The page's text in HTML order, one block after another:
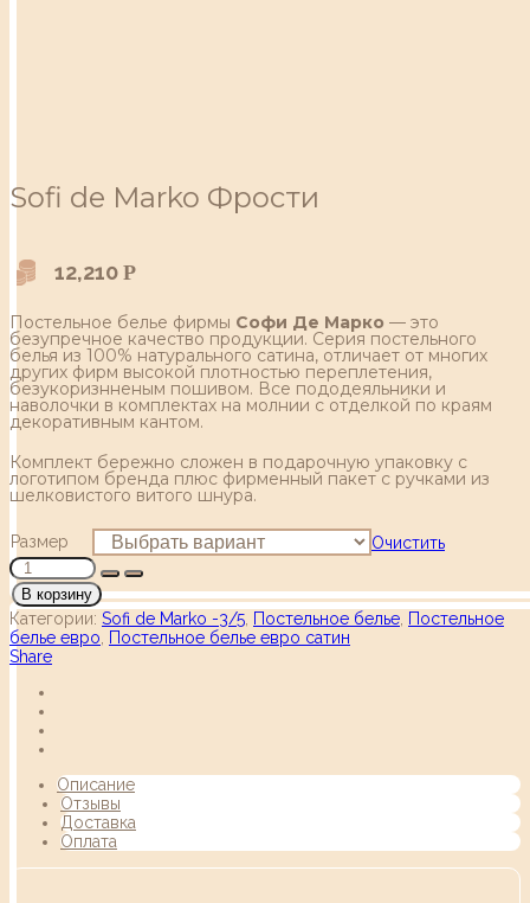
Sofi de Marko Фрости
12,210 Р
Постельное белье фирмы Софи Де Марко — это
безупречное качество продукции. Серия постельного
белья из 100% натурального сатина, отличает от многих
других фирм высокой плотностью переплетения,
безукоризнненым пошивом. Все пододеяльники и
наволочки в комплектах на молнии с отделкой по краям
декоративным кантом.
Комплект бережно сложен в подарочную упаковку с
логотипом бренда плюс фирменный пакет с ручками из
шелковистого витого шнура.
Размер Очистить
В корзину
Категории: Sofi de Marko -3/5 Постельное белье Постельное
белье евро
Постельное белье евро сатин
Share
Описание
Отзывы
Доставка
Оплата